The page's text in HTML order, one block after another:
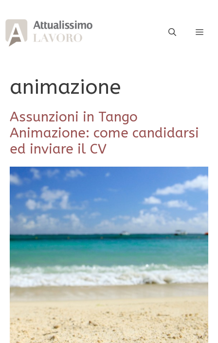
al
contenuto
animazione
Assunzioni in Tango
Animazione: come candidarsi
ed inviare il CV